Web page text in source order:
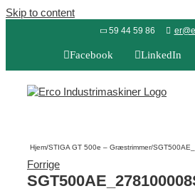
Skip to content
59 44 59 86
Facebook LinkedIn
Hjem/STIGA GT 500e – Græstrimmer/
Forrige